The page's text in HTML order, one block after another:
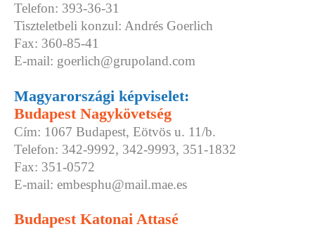
Telefon: 393-36-31
Tiszteletbeli konzul: Andrés Goerlich
Fax: 360-85-41
E-mail: goerlich@grupoland.com
Magyarországi képviselet:
Budapest Nagykövetség
Cím: 1067 Budapest, Eötvös u. 11/b.
Telefon: 342-9992, 342-9993, 351-1832
Fax: 351-0572
E-mail: embesphu@mail.mae.es
Budapest Katonai Attasé